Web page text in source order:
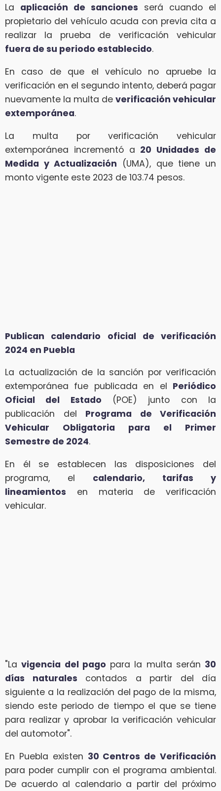
La aplicación de sanciones será cuando el
propietario del vehículo acuda con previa cita a
realizar la prueba de verificación vehicular
fuera de su periodo establecido.
En caso de que el vehículo no apruebe la
verificación en el segundo intento, deberá pagar
nuevamente la multa de verificación vehicular
extemporánea.
La multa por verificación vehicular
extemporánea incrementó a 20 Unidades de
Medida y Actualización (UMA), que tiene un
monto vigente este 2023 de 103.74 pesos.
Publican calendario oficial de verificación
2024 en Puebla
La actualización de la sanción por verificación
extemporánea fue publicada en el Periódico
Oficial del Estado (POE) junto con la
publicación del Programa de Verificación
Vehicular Obligatoria para el Primer
Semestre de 2024.
En él se establecen las disposiciones del
programa, el calendario, tarifas y
lineamientos en materia de verificación
vehicular.
"Lavigencia del pago para la multa serán 30
días naturales contados a partir del día
siguiente a la realización del pago de la misma,
siendo este periodo de tiempo el que se tiene
para realizar y aprobar la verificación vehicular
del automotor".
En Puebla existen 30 Centros de Verificación
para poder cumplir con el programa ambiental.
De acuerdo al calendario a partir del próximo